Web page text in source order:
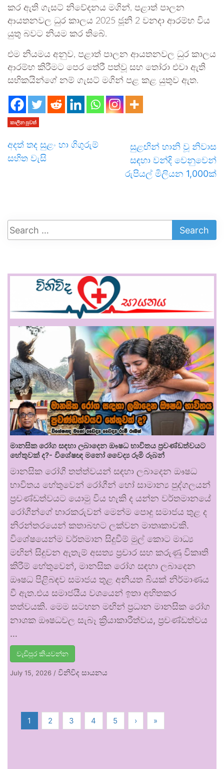
කර ඇති ගැසට් නිවේදනය මගින්, පළාත් පාලන
ආයතනවල ධුර කාලය 2025 ජූනි 2 වනදා ආරම්භ විය
යුතු බවට නියම කර තිබේ.
එම නියමය අනුව, පළාත් පාලන ආයතනවල ධුර කාලය
ආරම්භ කිරීමට පෙර තේරී පත්වූ සහ තෝරා එවා ඇති
සභිකයින්ගේ නම් ගැසට් මගින් පළ කළ යුතුව ඇත.
කාලීන පුවත්
අදත් තද සුළං හා ගිගුරුම්
සහිත වැසි
සුළඟින් හානි වූ නිවාස
සඳහා වන්දි වෙනුවෙන්
රුපියල් මිලියන 1,000ක්
මානසික රෝග සඳහා ලබාදෙන ඖෂධ භාවිතය ප්‍රචණ්ඩත්වයට
හේතුවක් ද?- විශේෂඥ මනෝ වෛද්‍ය රූමි රූබන්
මානසික රෝගී තත්ත්වයන් සඳහා ලබාදෙන ඖෂධ
භාවිතය හේතුවෙන් රෝගීන් හෝ සාමාන්‍ය පුද්ගලයන්
ප්‍රචණ්ඩත්වයට යොමු විය හැකි ද යන්න වර්තමානයේ
රෝගීන්ගේ භාරකරුවන් මෙන්ම පොදු සමාජය තුළ ද
නිරන්තරයෙන් කතාබහට ලක්වන මාතෘකාවකි.
විශේෂයෙන්ම වර්තමාන සිදුවීම් මුල් කොට මාධ්‍ය
මඟින් සිදුවන ඇතැම් අසත්‍ය ප්‍රචාර සහ කරුණු විකෘති
කිරීම් හේතුවෙන්, මානසික රෝග සඳහා ලබාදෙන
ඖෂධ පිළිබඳව සමාජය තුළ අනියත බියක් නිර්මාණය
වී ඇත.එය සමාජයීය වශයෙන් ඉතා අහිතකර
තත්වයකි. මෙම සටහන මඟින් ප්‍රධාන මානසික රෝග
නාශක ඖෂධවල සැබෑ ක්‍රියාකාරීත්වය, ප්‍රචණ්ඩත්වය
…
වැඩිපුර කියවන්න
July 15, 2026 / විනිවිද සායනය
1 2 3 4 5 › »